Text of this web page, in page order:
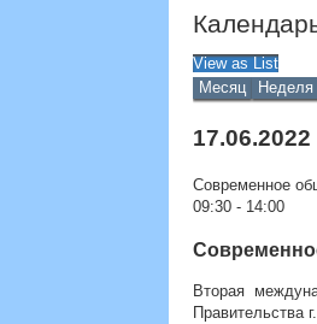
View asList
Месяц
Неделя
17.06.2022
Современное
09:30 - 14:00
Вторая
Правительства